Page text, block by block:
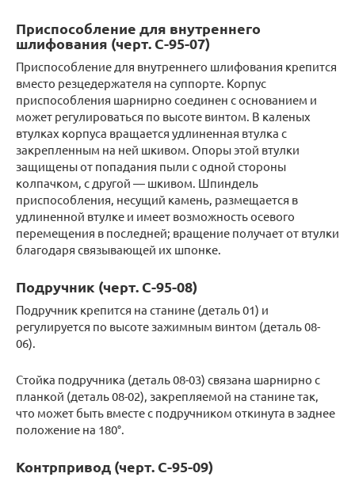
Приспособление для внутреннего
шлифования (черт. С-95-07)
Приспособление для внутреннего шлифования крепится
вместо резцедержателя на суппорте. Корпус
приспособления шарнирно соединен с основанием и
может регулироваться по высоте винтом. В каленых
втулках корпуса вращается удлиненная втулка с
закрепленным на ней шкивом. Опоры этой втулки
защищены от попадания пыли с одной стороны
колпачком, с другой — шкивом. Шпиндель
приспособления, несущий камень, размещается в
удлиненной втулке и имеет возможность осевого
перемещения в последней; вращение получает от втулки
благодаря связывающей их шпонке.
Подручник (черт. С-95-08)
Подручник крепится на станине (деталь 01) и
регулируется по высоте зажимным винтом (деталь 08-
06).
Стойка подручника (деталь 08-03) связана шарнирно с
планкой (деталь 08-02), закрепляемой на станине так,
что может быть вместе с подручником откинута в заднее
положение на 180°.
Контрпривод (черт. С-95-09)